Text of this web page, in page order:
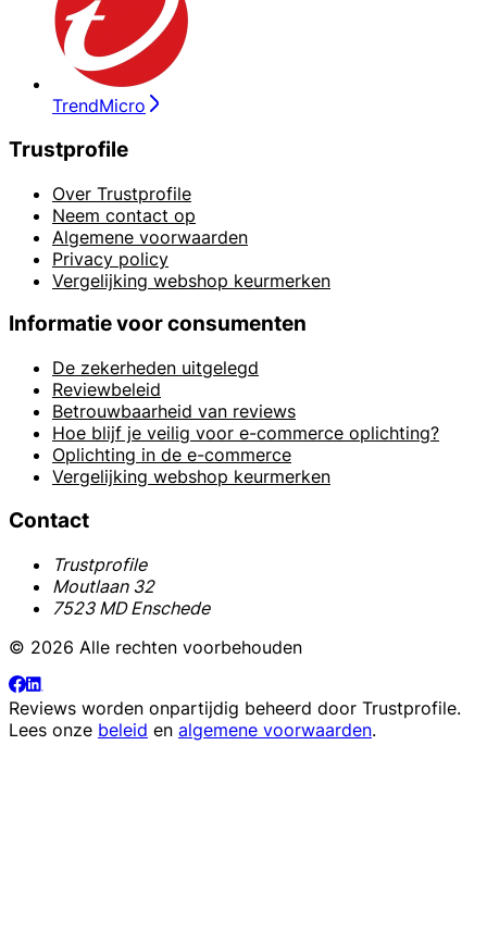
TrendMicro
Trustprofile
Over Trustprofile
Neem contact op
Algemene voorwaarden
Privacy policy
Vergelijking webshop keurmerken
Informatie voor consumenten
De zekerheden uitgelegd
Reviewbeleid
Betrouwbaarheid van reviews
Hoe blijf je veilig voor e-commerce oplichting?
Oplichting in de e-commerce
Vergelijking webshop keurmerken
Contact
Trustprofile
Moutlaan 32
7523 MD Enschede
© 2026 Alle rechten voorbehouden
Reviews worden onpartijdig beheerd door Trustprofile.
Lees onze beleid en algemene voorwaarden.